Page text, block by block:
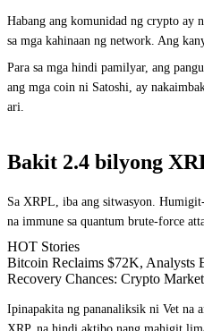
Habang ang komunidad ng crypto ay
sa mga kahinaan ng network. Ang
Para sa mga hindi pamilyar, ang
ang mga coin ni Satoshi, ay
ari.
Bakit 2.4 bilyong
Sa XRPL, iba ang sitwasyon.
na immune sa quantum brute-force
HOT Stories
Bitcoin Reclaims $72K, Analysts
Recovery Chances: Crypto
Ipinapakita ng pananaliksik ni Vet na